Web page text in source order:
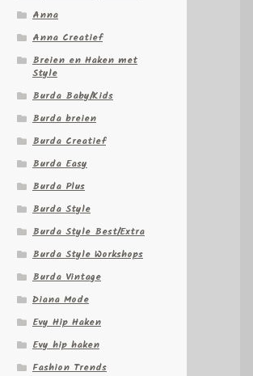
Anna
Anna Creatief
Breien en Haken met
Style
Burda Baby/Kids
Burda breien
Burda Creatief
Burda Easy
Burda Plus
Burda Style
Burda Style Best/Extra
Burda Style Workshops
Burda Vintage
Diana Mode
Evy Hip Haken
Evy hip haken
Fashion Trends